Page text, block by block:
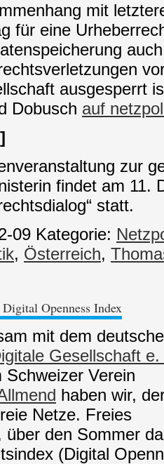
mit
für eine
ausgesperrt
Dobusch auf
zur
findet am 11.
statt.
09 Kategorie:
, Österreich,
Openness Index
mit dem
Gesellschaft e.
Schweizer Verein
haben wir,
Netze. Freies
über den Sommer
(Digital